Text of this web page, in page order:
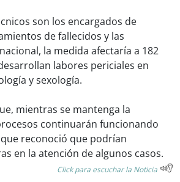
son los encargados de
de fallecidos y las
la medida afectaría a 182
labores periciales en
y sexología.
mientras se mantenga la
continuarán funcionando
reconoció que podrían
en la atención de algunos casos.
Click para escuchar la Noticia